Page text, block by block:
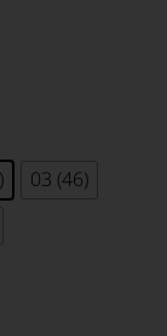
03 (46)